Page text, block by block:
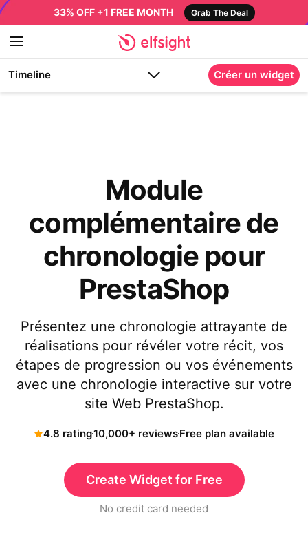
33% OFF +1 FREE MONTH Grab The Deal
Timeline Créer un widget
Module
complémentaire de
chronologie pour
PrestaShop
Présentez une chronologie attrayante de
réalisations pour révéler votre récit, vos
étapes de progression ou vos événements
avec une chronologie interactive sur votre
site Web PrestaShop.
4.8 rating10,000+ reviewsFree plan available
Create Widget for Free
No credit card needed